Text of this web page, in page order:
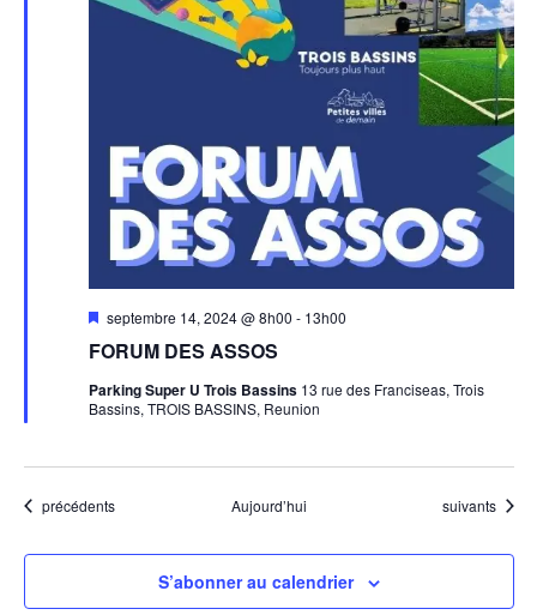
FORUM DES ASSOS
Mis
avant
septembre 14, 2024 @ 8h00 - 13h00
Parking Super U Trois Bassins 13 rue des Franciseas, Trois
Bassins, TROIS BASSINS, Reunion
Évènements
précédents Aujourd’hui Évènements
suivants
S’abonner au calendrier